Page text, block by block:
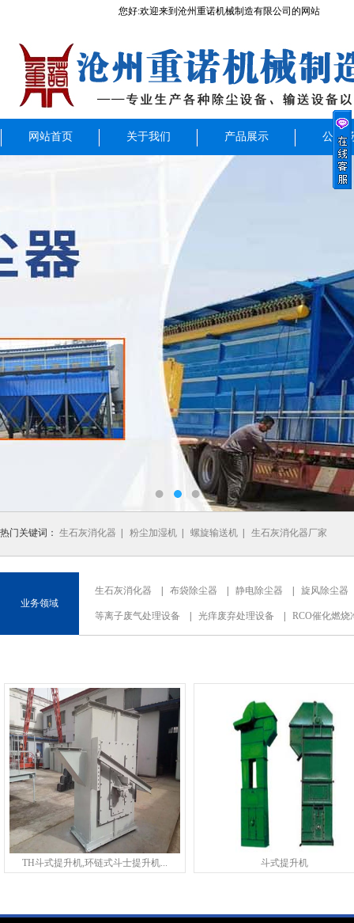
您好:欢迎来到沧州重诺机械制造有限公司的网站
网站首页 关于我们 产品展示 公司
热门关键词： 生石灰消化器 粉尘加湿机 螺旋输送机 生石灰消化器厂家
业务领域
生石灰消化器 布袋除尘器 静电除尘器 旋风除尘器
等离子废气处理设备 光痒废弃处理设备 RCO催化燃烧
TH斗式提升机,环链式斗士提升机... 斗式提升机